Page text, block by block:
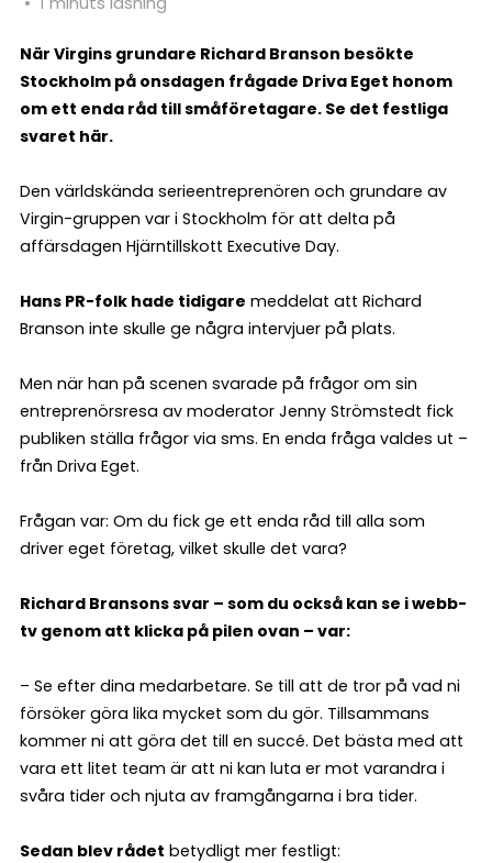
När Virgins grundare Richard Branson besökte
Stockholm på onsdagen frågade Driva Eget honom
om ett enda råd till småföretagare. Se det festliga
svaret här.
Den världskända serieentreprenören och grundare av
Virgin-gruppen var i Stockholm för att delta på
affärsdagen Hjärntillskott Executive Day.
Hans PR-folk hade tidigare meddelat att Richard
Branson inte skulle ge några intervjuer på plats.
Men när han på scenen svarade på frågor om sin
entreprenörsresa av moderator Jenny Strömstedt fick
publiken ställa frågor via sms. En enda fråga valdes ut –
från Driva Eget.
Frågan var: Om du fick ge ett enda råd till alla som
driver eget företag, vilket skulle det vara?
Richard Bransons svar – som du också kan se i webb-
tv genom att klicka på pilen ovan – var:
– Se efter dina medarbetare. Se till att de tror på vad ni
försöker göra lika mycket som du gör. Tillsammans
kommer ni att göra det till en succé. Det bästa med att
vara ett litet team är att ni kan luta er mot varandra i
svåra tider och njuta av framgångarna i bra tider.
Sedan blev rådet betydligt mer festligt: